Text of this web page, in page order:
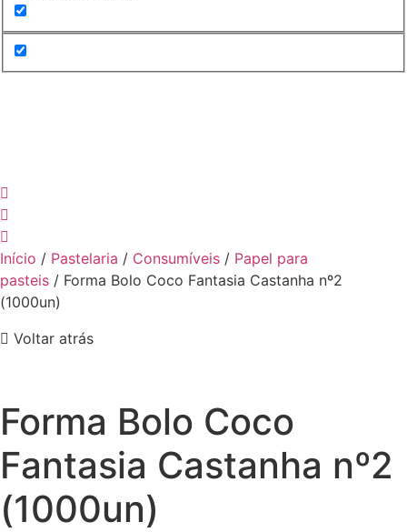
Início / Pastelaria / Consumíveis / Papel para
pasteis / Forma Bolo Coco Fantasia Castanha nº2
(1000un)
Voltar atrás
Forma Bolo Coco
Fantasia Castanha nº2
(1000un)